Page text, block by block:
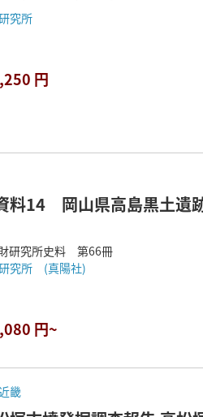
究所
円
料14 岡山県高島黒土
研究所史料 第66冊
究所 (真陽社)
円~
畿